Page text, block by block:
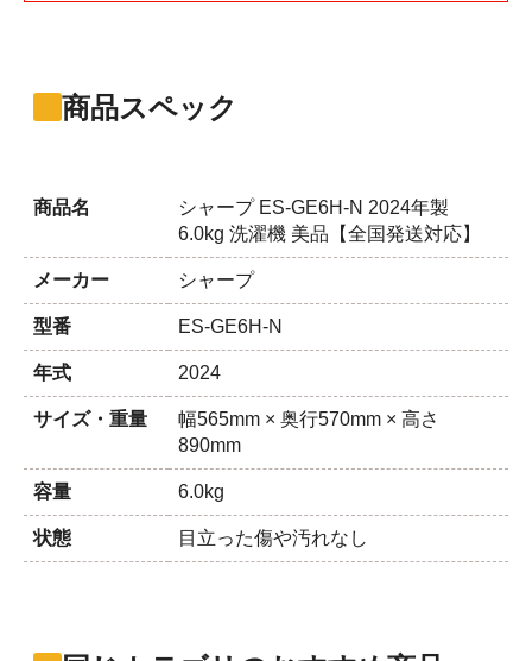
商品スペック
商品名
シャープ ES-GE6H-N 2024年製
6.0kg 洗濯機 美品【全国発送対応】
メーカー シャープ
型番 ES-GE6H-N
年式 2024
サイズ・重量
幅565mm × 奥行570mm × 高さ
890mm
容量 6.0kg
状態 目立った傷や汚れなし